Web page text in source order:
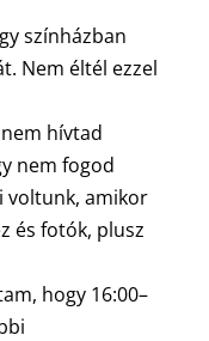
színházban
Nem éltél ezzel
hívtad
nem fogod
voltunk, amikor
és fotók, plusz
hogy 16:00–